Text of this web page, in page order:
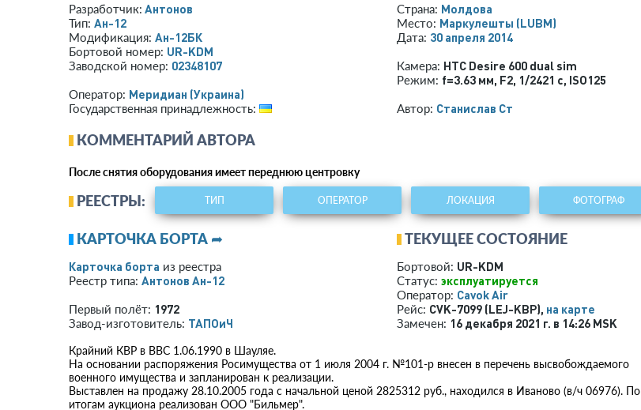
Разработчик: Антонов
Тип: Ан-12
Модификация: Ан-12БК
Бортовой номер: UR-KDM
Заводской номер: 02348107
Оператор: Меридиан (Украина)
Государственная принадлежность:
Страна: Молдова
Место: Маркулешты (LUBM)
Дата: 30 апреля 2014
Камера: HTC Desire 600 dual sim
Режим: f=3.63 мм, F2, 1/2421 с, ISO125
Автор: Станислав Ст
КОММЕНТАРИЙ АВТОРА
После снятия оборудования имеет переднюю центровку
РЕЕСТРЫ: ТИП ОПЕРАТОР ЛОКАЦИЯ ФОТОГРАФ
КАРТОЧКА БОРТА ➦
Карточка борта из реестра
Реестр типа: Антонов Ан-12
Первый полёт: 1972
Завод-изготовитель: ТАПОиЧ
ТЕКУЩЕЕ СОСТОЯНИЕ
Бортовой: UR-KDM
Статус: эксплуатируется
Оператор: Cavok Air
Рейс: CVK-7099 (LEJ-KBP), на карте
Замечен: 16 декабря 2021 г. в 14:26 MSK
Крайний КВР в ВВС 1.06.1990 в Шауляе.
На основании распоряжения Росимущества от 1 июля 2004 г. №101-р внесен в перечень высвобождаемого
военного имущества и запланирован к реализации.
Выставлен на продажу 28.10.2005 года с начальной ценой 2825312 руб., находился в Иваново (в/ч 06976). По
итогам аукциона реализован ООО "Бильмер".